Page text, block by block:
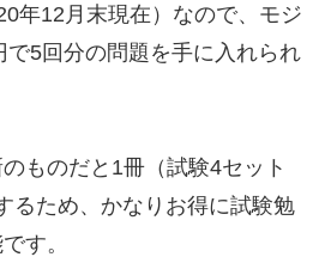
年12月末現在）なので、モジ
で5回分の問題を手に入れられ
ものだと1冊（試験4セット
るため、かなりお得に試験勉
す。